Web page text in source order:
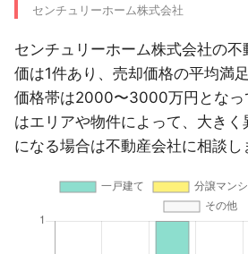
センチュリーホーム株式会社
センチュリーホーム株式会社の
価は1件あり、売却価格の平均満
価格帯は2000〜3000万円となっ
はエリアや物件によって、大き
になる場合は不動産会社に相談し